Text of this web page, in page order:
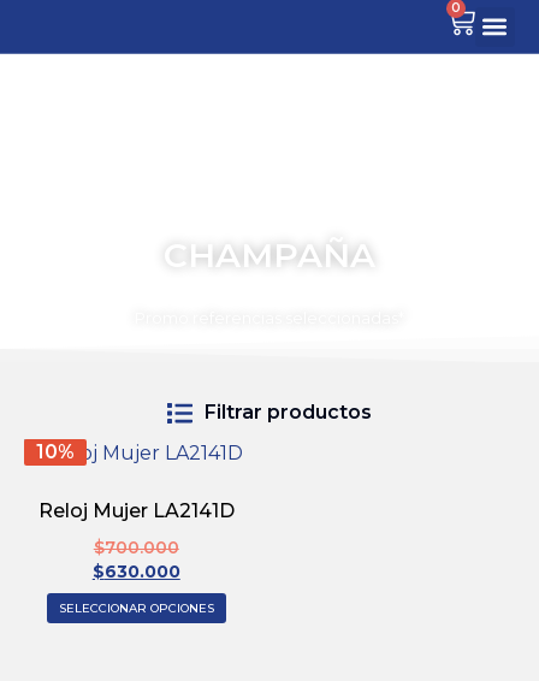
0
CHAMPAÑA
Filtrar productos
10%
Reloj Mujer LA2141D
$700.000
$630.000
SELECCIONAR OPCIONES